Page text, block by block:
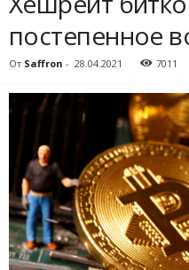
постепенное
От Saffron - 28.04.2021 7011